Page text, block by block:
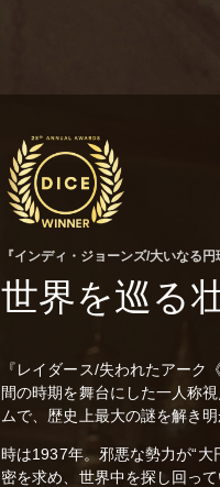
『インディ・ジョーンズ/大いなる円
世界を巡る
『レイダース/失われたアーク
間の時期を舞台にした一人称
ムで、歴史上最大の謎を解き明
時は1937年。邪悪な勢力が“大
密を求め、世界中を探し回っ